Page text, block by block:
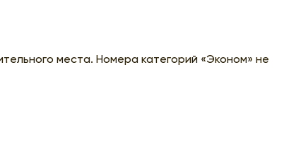
места. Номера категорий «Эконом» не